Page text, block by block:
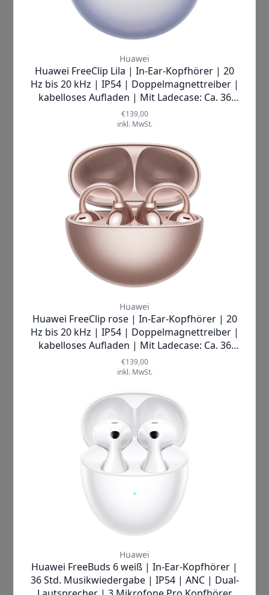
Kinderkopfhörern gelten jedoch nicht die
gleichen hohen Ansprüche wie beim Hi-Fi-
Kopfhörer. Für die Wiedergabe von Hörbüchern
Begrenzung der Lautstärke ein wichtiges
Merkmal, um mögliche Schäden durch
überhöhte Lautstärken zu vermeiden.
Smartwatch Ratgeber
Smartwatch Vergleich
Handys
Kopfhörer Ratgeber
Kopfhörer Vergleich
Gaming